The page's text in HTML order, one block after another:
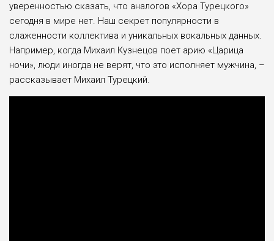
уверенностью сказать, что аналогов «Хора Турецкого»
сегодня в мире нет. Наш секрет популярности в
слаженности коллектива и уникальных вокальных данных.
Например, когда Михаил Кузнецов поет арию «Царица
ночи», люди иногда не верят, что это исполняет мужчина, –
рассказывает Михаил Турецкий.